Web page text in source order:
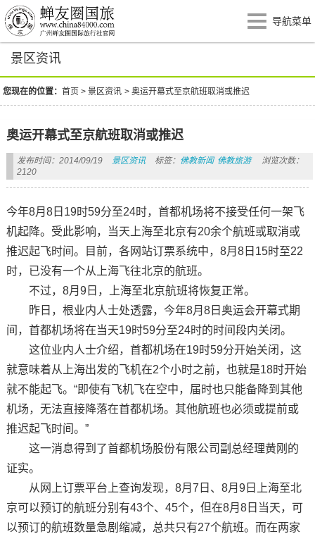
导航菜单
景区资讯
您现在的位置：首页 >景区资讯 >奥运开幕式至京航班取消或推迟
奥运开幕式至京航班取消或推迟
发布时间：2014/09/19 景区资讯 标签： 佛教新闻 佛教旅游
浏览次数：
2120
今年8月8日19时59分至24时，首都机场将不接受任何一架飞
机起降。受此影响，当天上海至北京有20余个航班或取消或
推迟起飞时间。目前，各网站订票系统中，8月8日15时至22
时，已没有一个从上海飞往北京的航班。
不过，8月9日，上海至北京航班将恢复正常。
昨日，根业内人士处透露，今年8月8日奥运会开幕式期
间，首都机场将在当天19时59分至24时的时间段内关闭。
这位业内人士介绍，首都机场在19时59分开始关闭，这
就意味着从上海出发的飞机在2个小时之前，也就是18时开始
就不能起飞。“即使有飞机飞在空中，届时也只能备降到其他
机场，无法直接降落在首都机场。其他航班也必须或提前或
推迟起飞时间。”
这一消息得到了首都机场股份有限公司副总经理黄刚的
证实。
从网上订票平台上查询发现，8月7日、8月9日上海至北
京可以预订的航班分别有43个、45个，但在8月8日当天，可
以预订的航班数量急剧缩减，总共只有27个航班。而在两家